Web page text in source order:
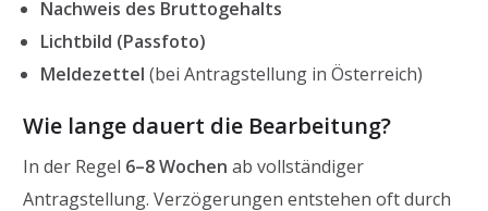
Nachweis des Bruttogehalts
Lichtbild (Passfoto)
Meldezettel (bei Antragstellung in Österreich)
Wie lange dauert die Bearbeitung?
In der Regel 6–8 Wochen ab vollständiger
Antragstellung. Verzögerungen entstehen oft durch